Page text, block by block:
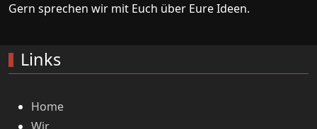
Gern sprechen wir mit Euch über Eure Ideen.
Links
Home